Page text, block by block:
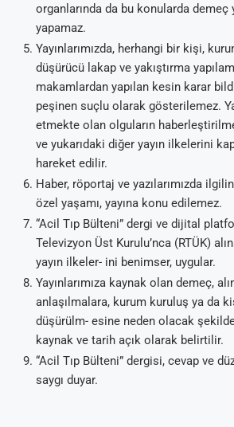
organlarında da bu konularda demeç
yapamaz.
Yayınlarımızda, herhangi bir kişi,
düşürücü lakap ve yakıştırma
makamlardan yapılan kesin karar
peşinen suçlu olarak gösterilemez.
etmekte olan olguların
ve yukarıdaki diğer yayın ilkelerini
hareket edilir.
Haber, röportaj ve yazılarımızda
özel yaşamı, yayına konu edilemez.
“Acil Tıp Bülteni” dergi ve dijital
Televizyon Üst Kurulu’nca (RTÜK)
yayın ilkeler- ini benimser, uygular.
Yayınlarımıza kaynak olan demeç,
anlaşılmalara, kurum kuruluş ya da
düşürülm- esine neden olacak
kaynak ve tarih açık olarak belirtilir.
“Acil Tıp Bülteni” dergisi, cevap ve
saygı duyar.